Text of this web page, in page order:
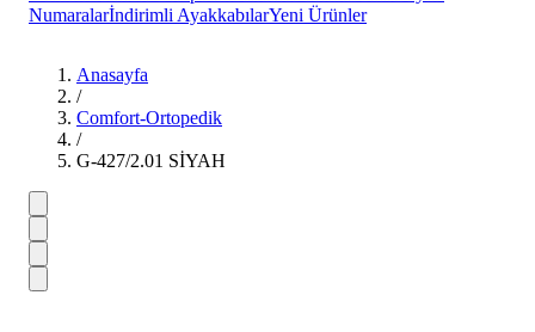
Numaralarİndirimli AyakkabılarYeni Ürünler
Anasayfa
/
Comfort-Ortopedik
/
G-427/2.01 SİYAH